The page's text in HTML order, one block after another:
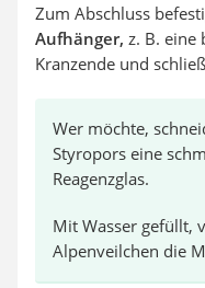
Zum Abschluss
Aufhänger, z. B. eine
Kranzende und
Wer möchte,
Styropors eine
Reagenzglas.
Mit Wasser gefüllt,
Alpenveilchen die